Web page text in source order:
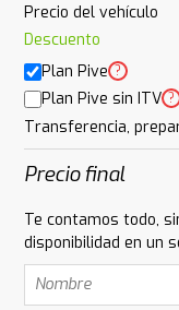
Precio del vehículo
Descuento
Plan Pive ?
Plan Pive sin ITV ?
Transferencia,
Precio final
Te contamos todo,
disponibilidad en un